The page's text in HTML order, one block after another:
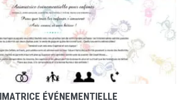
ÉVÉNEMENTIELLE